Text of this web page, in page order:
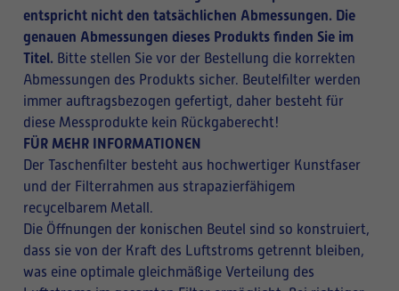
entspricht nicht den tatsächlichen Abmessungen. Die
genauen Abmessungen dieses Produkts finden Sie im
Titel. Bitte stellen Sie vor der Bestellung die korrekten
Abmessungen des Produkts sicher. Beutelfilter werden
immer auftragsbezogen gefertigt, daher besteht für
diese Messprodukte kein Rückgaberecht!
FÜR MEHR INFORMATIONEN
Der Taschenfilter besteht aus hochwertiger Kunstfaser
und der Filterrahmen aus strapazierfähigem
recycelbarem Metall.
Die Öffnungen der konischen Beutel sind so konstruiert,
dass sie von der Kraft des Luftstroms getrennt bleiben,
was eine optimale gleichmäßige Verteilung des